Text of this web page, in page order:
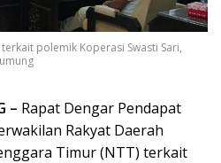
terkait polemik Koperasi Swasti Sari,
– Rapat Dengar Pendapat
Rakyat Daerah
Timur (NTT) terkait